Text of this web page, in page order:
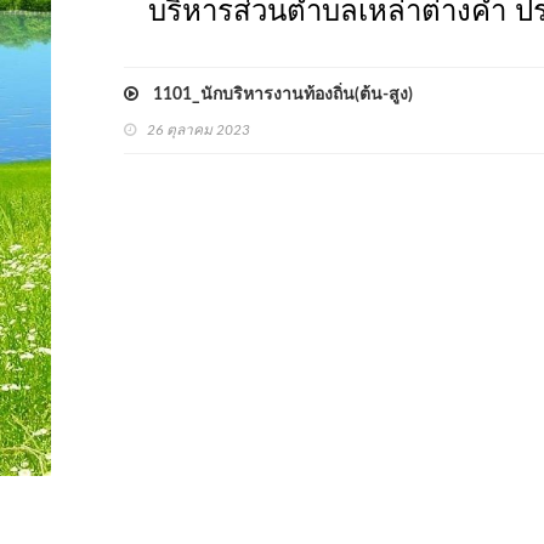
1101_นักบริหารงานท้องถิ่น(ต้น-สูง)
26 ตุลาคม 2023